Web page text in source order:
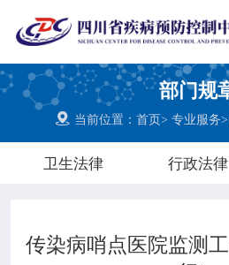
部门规
 当前位置：首页>专业服务
卫生法律 行政法律

网站首页
中心概况
新闻动态
传染病哨点医院监测